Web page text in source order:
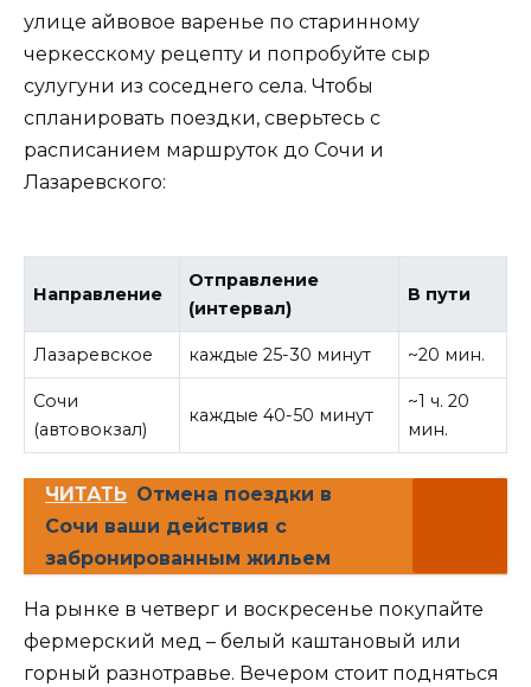
улице айвовое варенье по старинному
черкесскому рецепту и попробуйте сыр
сулугуни из соседнего села. Чтобы
спланировать поездки, сверьтесь с
расписанием маршруток до Сочи и
Лазаревского:
Направление
Отправление
(интервал)
В пути
Лазаревское каждые 25-30 минут ~20 мин.
Сочи
(автовокзал)
каждые 40-50 минут
~1 ч. 20
мин.
ЧИТАТЬ Отмена поездки в
Сочи ваши действия с
забронированным жильем
На рынке в четверг и воскресенье покупайте
фермерский мед – белый каштановый или
горный разнотравье. Вечером стоит подняться